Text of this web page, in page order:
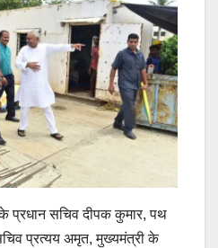
के प्रधान सचिव दीपक कुमार, पथ
प्रत्यय अमृत, मुख्यमंत्री के